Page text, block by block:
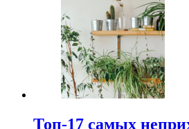
Топ-17 самых